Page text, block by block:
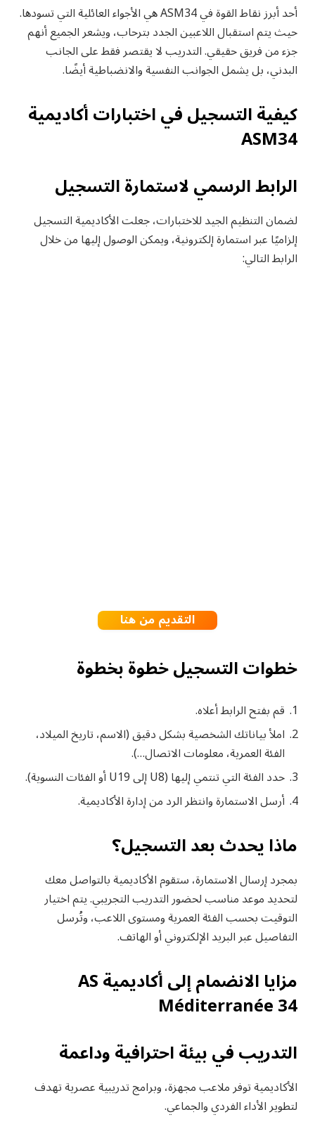
أحد أبرز نقاط القوة في ASM34 هي الأجواء العائلية التي تسودها.
حيث يتم استقبال اللاعبين الجدد بترحاب، ويشعر الجميع أنهم
جزء من فريق حقيقي. التدريب لا يقتصر فقط على الجانب
البدني، بل يشمل الجوانب النفسية والانضباطية أيضًا.
كيفية التسجيل في اختبارات أكاديمية
ASM34
الرابط الرسمي لاستمارة التسجيل
لضمان التنظيم الجيد للاختبارات، جعلت الأكاديمية التسجيل
إلزاميًا عبر استمارة إلكترونية، ويمكن الوصول إليها من خلال
الرابط التالي:
التقديم من هنا
خطوات التسجيل خطوة بخطوة
قم بفتح الرابط أعلاه.
املأ بياناتك الشخصية بشكل دقيق (الاسم، تاريخ الميلاد،
الفئة العمرية، معلومات الاتصال…).
حدد الفئة التي تنتمي إليها (U8 إلى U19 أو الفئات النسوية).
أرسل الاستمارة وانتظر الرد من إدارة الأكاديمية.
ماذا يحدث بعد التسجيل؟
بمجرد إرسال الاستمارة، ستقوم الأكاديمية بالتواصل معك
لتحديد موعد مناسب لحضور التدريب التجريبي. يتم اختيار
التوقيت بحسب الفئة العمرية ومستوى اللاعب، وتُرسل
التفاصيل عبر البريد الإلكتروني أو الهاتف.
مزايا الانضمام إلى أكاديمية AS
Méditerranée 34
التدريب في بيئة احترافية وداعمة
الأكاديمية توفر ملاعب مجهزة، وبرامج تدريبية عصرية تهدف
لتطوير الأداء الفردي والجماعي.